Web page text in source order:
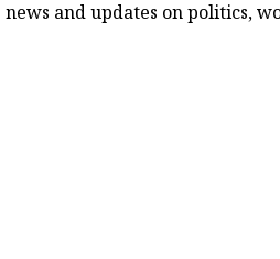
news and updates on